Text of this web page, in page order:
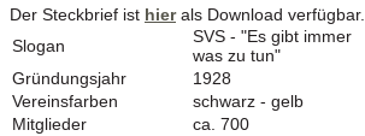
Der Steckbrief ist hier als Download verfügbar.
Slogan
SVS - "Es gibt immer
was zu tun"
Gründungsjahr
1928
Vereinsfarben
schwarz - gelb
Mitglieder
ca. 700